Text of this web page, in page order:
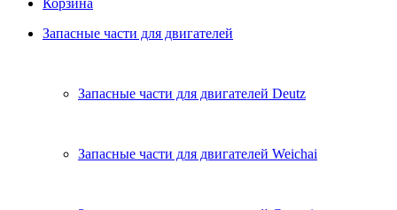
Корзина
Запасные части для двигателей
Запасные части для двигателей Deutz
Запасные части для двигателей Weichai